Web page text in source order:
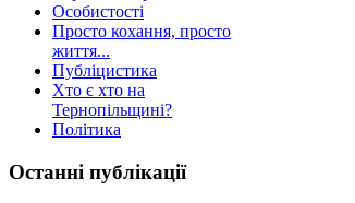
Особистості
Просто кохання, просто
життя...
Публіцистика
Хто є хто на
Тернопільщині?
Політика
Останні публікації